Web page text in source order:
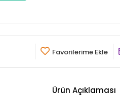
Favorilerime Ekle
Ürün Açıklaması